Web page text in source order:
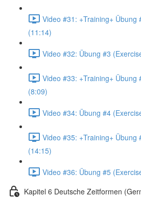
Video #31: +Training+ Übung
(11:14)
Video #32: Übung #3
Video #33: +Training+ Übung
(8:09)
Video #34: Übung #4
Video #35: +Training+ Übung
(14:15)
Video #36: Übung #5
Kapitel 6 Deutsche Zeitformen